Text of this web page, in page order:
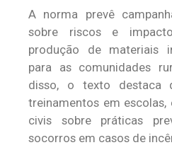
A norma prevê
sobre riscos e
produção de materiais
para as comunidades
disso, o texto destaca
treinamentos em escolas,
civis sobre práticas
socorros em casos de